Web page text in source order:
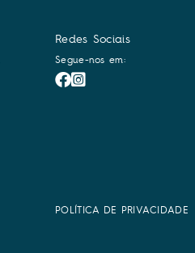
Redes Sociais
Segue-nos em:
POLÍTICA DE PRIVACIDADE